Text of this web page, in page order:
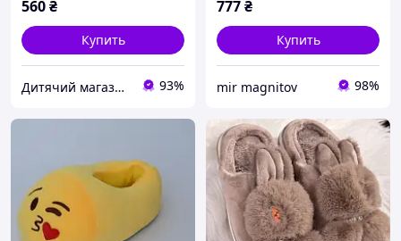
560₴
Купить
Дитячий магазин СОНЕЧКО 93%
777₴
Купить
mir magnitov 98%